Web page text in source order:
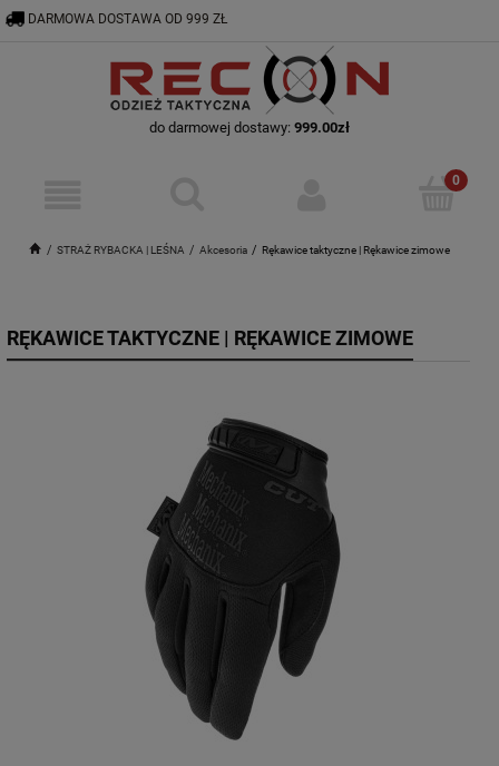
do darmowej dostawy: 999.00zł
STRAŻ RYBACKA | LEŚNA Akcesoria Rękawice taktyczne | Rękawice zimowe
DARMOWA DOSTAWA OD 999 ZŁ
56 644 92 29
RECON@ODZIEZTAKTYCZNA.PL
RĘKAWICE TAKTYCZNE | RĘKAWICE ZIMOWE